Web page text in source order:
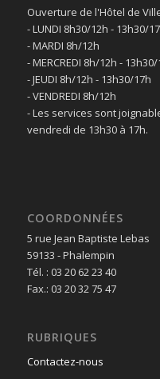
Ouverture de l'Hôtel de
- LUNDI 8h30/12h - 13h30/
- MARDI 8h/12h
- MERCREDI 8h/12h -
- JEUDI 8h/12h - 13h30/17h
- VENDREDI 8h/12h
- Les services sont
vendredi de 13h30 à 17h.
COORDONNÉES
5 rue Jean Baptiste Lebas
59133 - Phalempin
Tél. : 03 20 62 23 40
Fax.: 03 20 32 75 47
RUBRIQUES
Contactez-nous